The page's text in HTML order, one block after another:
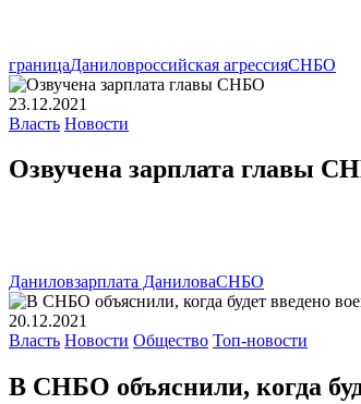
границаДаниловроссийская агрессияСНБО
23.12.2021
Власть Новости
Озвучена зарплата главы
Даниловзарплата ДаниловаСНБО
20.12.2021
Власть Новости Общество Топ-новости
В СНБО объяснили, когда